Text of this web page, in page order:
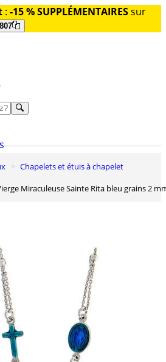
: -15 % SUPPLÉMENTAIRESsur
Chapelets et étuis à chapelet
Miraculeuse Sainte Rita bleu grains 2